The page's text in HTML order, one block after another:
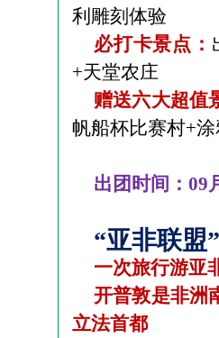
利雕刻体验
必打卡景点：
+天堂农庄
赠送六大超值
帆船杯比赛村+
出团时间： 09
“亚非联盟
一次旅行游亚
开普敦是非洲
立法首都